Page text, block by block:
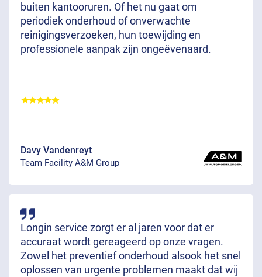
buiten kantooruren. Of het nu gaat om
periodiek onderhoud of onverwachte
reinigingsverzoeken, hun toewijding en
professionele aanpak zijn ongeëvenaard.
Davy Vandenreyt
Team Facility A&M Group
Longin service zorgt er al jaren voor dat er
accuraat wordt gereageerd op onze vragen.
Zowel het preventief onderhoud alsook het snel
oplossen van urgente problemen maakt dat wij